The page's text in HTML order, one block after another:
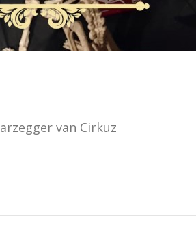
van Cirkuz